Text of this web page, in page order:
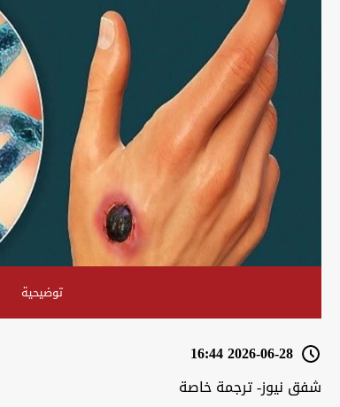
توضيحية
2026-06-28 16:44
شفق نيوز- ترجمة خاصة